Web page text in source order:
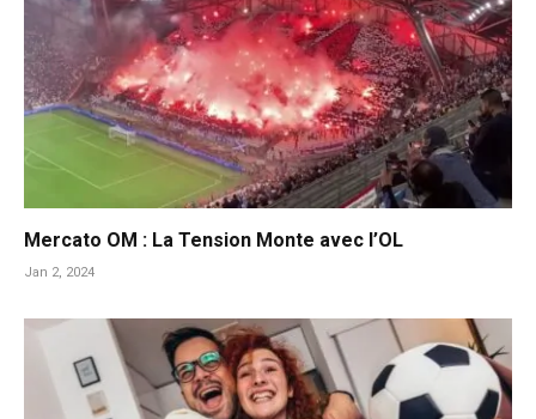
Mercato OM : La Tension Monte avec l’OL
Jan 2, 2024